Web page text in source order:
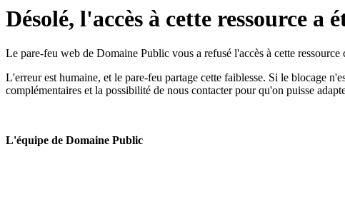
Désolé, l'accès à cette ressource a
Le pare-feu web de Domaine Public vous a refusé l'accès à cette
L'erreur est humaine, et le pare-feu partage cette faiblesse. Si le blocage
complémentaires et la possibilité de nous contacter pour qu'on puisse
L'équipe de Domaine Public